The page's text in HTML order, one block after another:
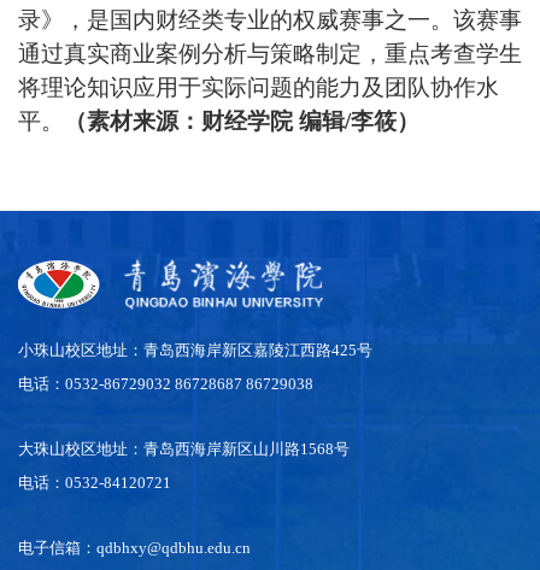
录》，是国内财经类专业的权威赛事之一。该赛事
通过真实商业案例分析与策略制定，重点考查学生
将理论知识应用于实际问题的能力及团队协作水
平。
（素材来源：财经学院 编辑/李筱）
小珠山校区地址：青岛西海岸新区嘉陵江西路425号
电话：0532-86729032 86728687 86729038
大珠山校区地址：青岛西海岸新区山川路1568号
电话：0532-84120721
电子信箱：qdbhxy@qdbhu.edu.cn